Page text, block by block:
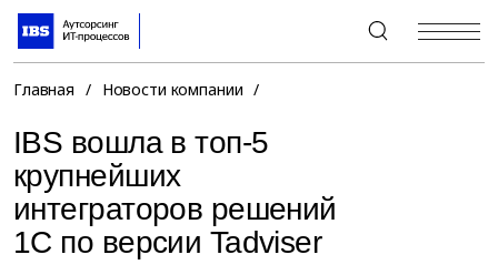
+7 (495) 967-80-80
Главная / Новости компании /
IBS вошла в топ-5
крупнейших
интеграторов решений
1С по версии Tadviser